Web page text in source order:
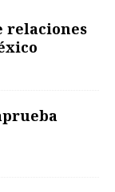
relaciones